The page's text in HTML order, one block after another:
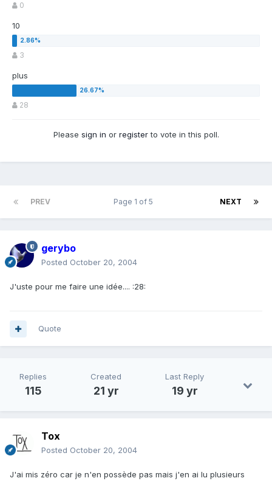
0
10
3
plus
28
Please sign in or registerto vote in this poll.
PREV NEXT
Page 1 of 5
gerybo
Posted October 20, 2004
J'uste pour me faire une idée.... :28:
Quote
Replies
115
Created
21 yr
Last Reply
19 yr
Tox
Posted October 20, 2004
J'ai mis zéro car je n'en possède pas mais j'en ai lu plusieurs